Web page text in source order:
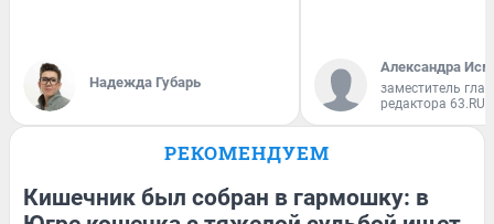
Надежда Губарь
Александра
заместитель
редактора 63.RU
РЕКОМЕНДУЕМ
Кишечник был собран в гармошку: в